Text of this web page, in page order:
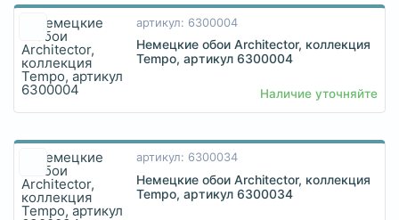
артикул: 6300004
Немецкие обои Architector, коллекция
Tempo, артикул 6300004
Наличие уточняйте
артикул: 6300034
Немецкие обои Architector, коллекция
Tempo, артикул 6300034